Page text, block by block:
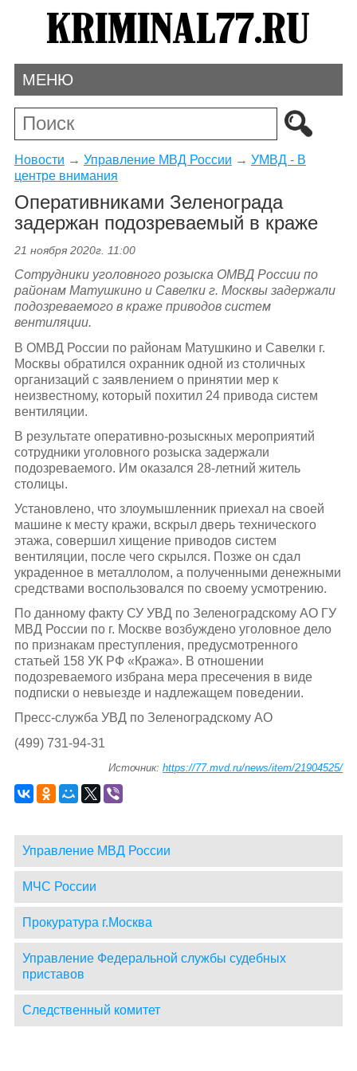
МЕНЮ
Новости → Управление МВД России → УМВД - В
центре внимания
Оперативниками Зеленограда
задержан подозреваемый в краже
21 ноября 2020г. 11:00
Сотрудники уголовного розыска ОМВД России по
районам Матушкино и Савелки г. Москвы задержали
подозреваемого в краже приводов систем
вентиляции.
В ОМВД России по районам Матушкино и Савелки г.
Москвы обратился охранник одной из столичных
организаций с заявлением о принятии мер к
неизвестному, который похитил 24 привода систем
вентиляции.
В результате оперативно-розыскных мероприятий
сотрудники уголовного розыска задержали
подозреваемого. Им оказался 28-летний житель
столицы.
Установлено, что злоумышленник приехал на своей
машине к месту кражи, вскрыл дверь технического
этажа, совершил хищение приводов систем
вентиляции, после чего скрылся. Позже он сдал
украденное в металлолом, а полученными денежными
средствами воспользовался по своему усмотрению.
По данному факту СУ УВД по Зеленоградскому АО ГУ
МВД России по г. Москве возбуждено уголовное дело
по признакам преступления, предусмотренного
статьей 158 УК РФ «Кража». В отношении
подозреваемого избрана мера пресечения в виде
подписки о невыезде и надлежащем поведении.
Пресс-служба УВД по Зеленоградскому АО
(499) 731-94-31
Источник:https://77.mvd.ru/news/item/21904525/
Управление МВД России
МЧС России
Прокуратура г.Москва
Управление Федеральной службы судебных
приставов
Следственный комитет